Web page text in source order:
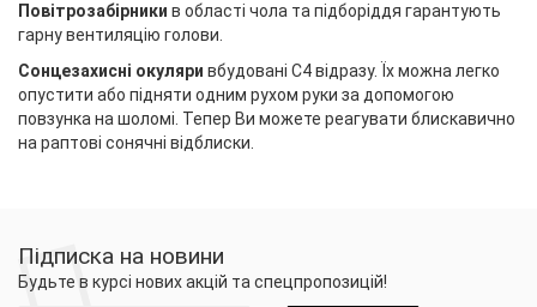
Повітрозабірники в області чола та підборіддя гарантують
гарну вентиляцію голови.
Сонцезахисні окуляри вбудовані C4 відразу. Їх можна легко
опустити або підняти одним рухом руки за допомогою
повзунка на шоломі. Тепер Ви можете реагувати блискавично
на раптові сонячні відблиски.
Підписка на новини
Будьте в курсі нових акцій та спецпропозицій!